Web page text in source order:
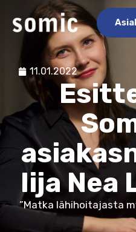
11.01.2022
lija Nea
”Matka lähihoitajasta